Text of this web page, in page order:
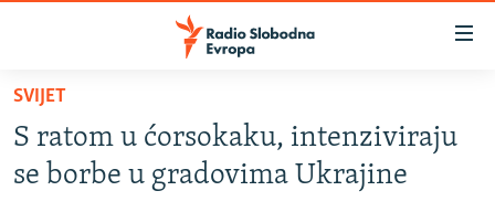
Pređite
glavni
sadržaj
BOSNA I HERCEGOVINA
SVIJET
S ratom u ćorsokaku, intenziviraju
se borbe u gradovima Ukrajine